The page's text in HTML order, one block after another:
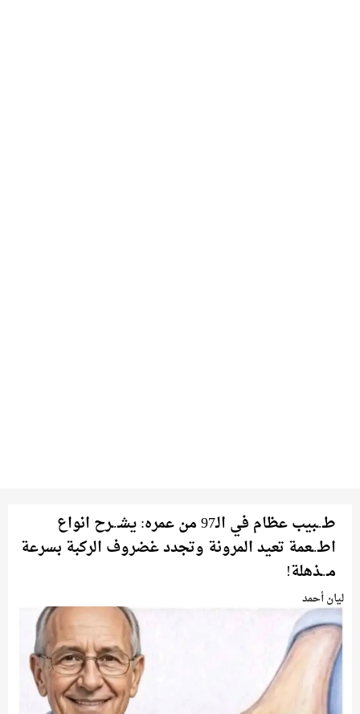
طـ.ـبيب عظام في الـ97 من عمره: يشـ.ـرح انواع
اطـ.ـعمة تعيد المرونة وتجدد غضروف الركبة بسرعة
مـ.ـذهلة!
ليان أحمد